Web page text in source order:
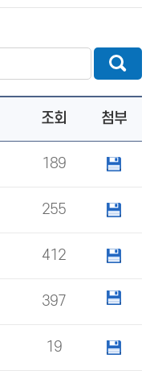
조회 첨부
189
255
412
397
19